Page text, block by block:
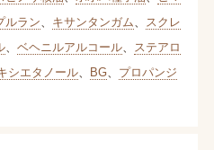
ルラン キサンタンガム
スクレ
、 ベヘニルアルコール、
ステアロ
シエタノール、 BG、 プロパンジ